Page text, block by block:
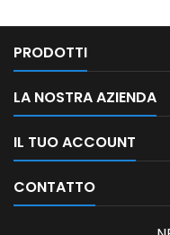
PRODOTTI
LA NOSTRA AZIENDA
IL TUO ACCOUNT
CONTATTO